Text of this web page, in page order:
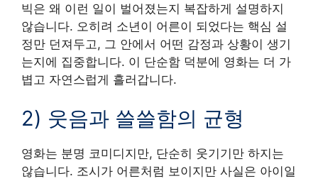
빅은 왜 이런 일이 벌어졌는지 복잡하게 설명하지
않습니다. 오히려 소년이 어른이 되었다는 핵심 설
정만 던져두고, 그 안에서 어떤 감정과 상황이 생기
는지에 집중합니다. 이 단순함 덕분에 영화는 더 가
볍고 자연스럽게 흘러갑니다.
2) 웃음과 쓸쓸함의 균형
영화는 분명 코미디지만, 단순히 웃기기만 하지는
않습니다. 조시가 어른처럼 보이지만 사실은 아이일